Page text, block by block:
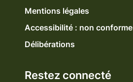
Mentions légales
Accessibilité : non conforme
Délibérations
Restez connecté